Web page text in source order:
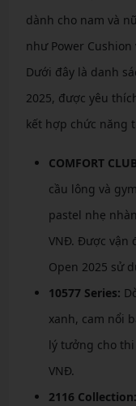
dành cho nam và
như Power
Dưới đây là danh
2025, được yêu
kết hợp chức năng
COMFORT
cầu lông và
pastel nhẹ
VNĐ. Được vận
Open 2025 sử
10577 Series:
xanh, cam nổi
lý tưởng cho
VNĐ.
2116 Collection: